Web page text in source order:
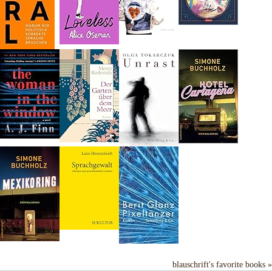
blauschrift's favorite books »